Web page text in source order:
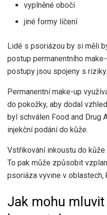
vyplněné obočí
jiné formy líčení
Lidé s psoriázou by si měli
postup permanentního
postupy jsou spojeny s riziky.
Permanentní make-up
do pokožky, aby dodal
byl schválen Food and Drug
injekční podání do kůže.
Vstřikování inkoustu do
To pak může způsobit
psoriáza vyvine v oblastech,
Jak mohu